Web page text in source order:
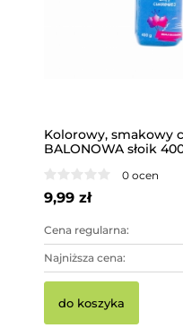
Kolorowy, smakowy
BALONOWA słoik
0 ocen
9,99 zł
Cena regularna:
Najniższa cena:
do koszyka